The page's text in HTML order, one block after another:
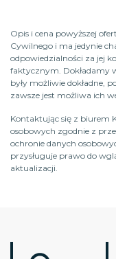
Opis i cena powyższej
Cywilnego i ma jedynie
odpowiedzialności za jej
faktycznym. Dokładamy
były możliwie dokładne,
zawsze jest możliwa ich
Kontaktując się z biurem
osobowych zgodnie z
ochronie danych
przysługuje prawo do
aktualizacji.